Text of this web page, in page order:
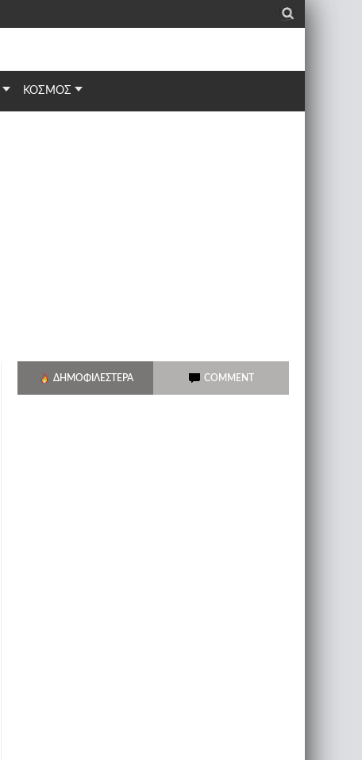
_
ΚΟΣΜΟΣ
ΔΗΜΟΦΙΛΈΣΤΕΡΑ COMMENT